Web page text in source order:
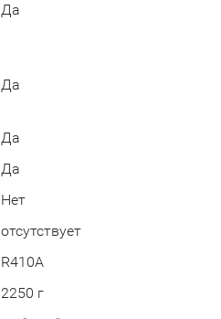
Да
Да
Да
Да
Нет
отсутствует
R410А
2250 г